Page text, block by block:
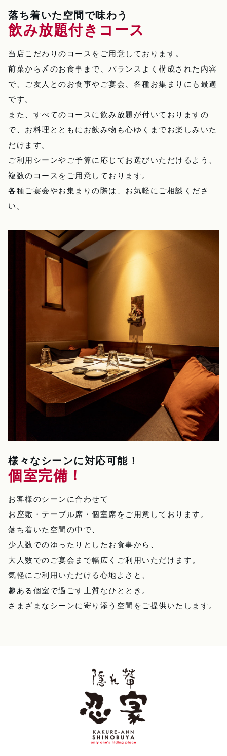
落ち着いた空間で味わう
飲み放題付きコース
当店こだわりのコースをご用意しております。
前菜から〆のお食事まで、バランスよく構成された内容
で、ご友人とのお食事やご宴会、各種お集まりにも最適
です。
また、すべてのコースに飲み放題が付いておりますの
で、お料理とともにお飲み物も心ゆくまでお楽しみいた
だけます。
ご利用シーンやご予算に応じてお選びいただけるよう、
複数のコースをご用意しております。
各種ご宴会やお集まりの際は、お気軽にご相談くださ
い。
様々なシーンに対応可能！
個室完備！
お客様のシーンに合わせて
お座敷・テーブル席・個室席をご用意しております。
落ち着いた空間の中で、
少人数でのゆったりとしたお食事から、
大人数でのご宴会まで幅広くご利用いただけます。
気軽にご利用いただける心地よさと、
趣ある個室で過ごす上質なひととき。
さまざまなシーンに寄り添う空間をご提供いたします。